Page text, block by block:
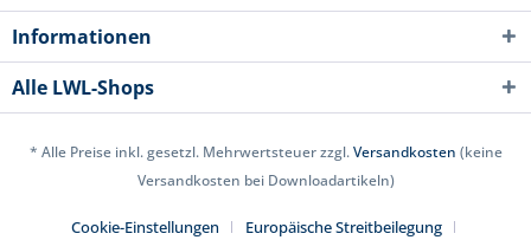
Informationen
Alle LWL-Shops
* Alle Preise inkl. gesetzl. Mehrwertsteuer zzgl.Versandkosten (keine
Versandkosten bei Downloadartikeln)
Cookie-Einstellungen
Europäische Streitbeilegung